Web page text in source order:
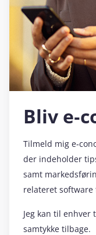
Bliv
Tilmeld mig
der indeholder
samt
relateret software
Jeg kan til
samtykke tilbage.